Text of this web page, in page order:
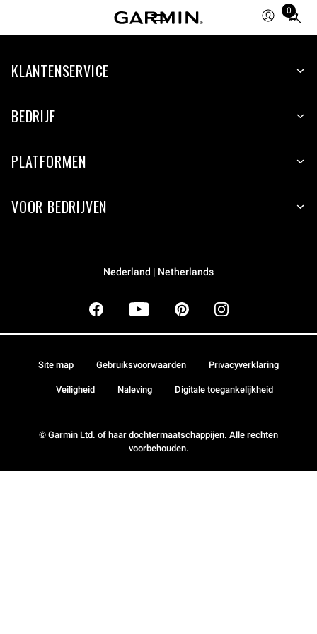
0
Total
items
cart:
KLANTENSERVICE
BEDRIJF
PLATFORMEN
VOOR BEDRIJVEN
Nederland | Netherlands
© Garmin Ltd. of haar dochtermaatschappijen. Alle rechten
voorbehouden.
Site map Gebruiksvoorwaarden Privacyverklaring
Veiligheid Naleving Digitale toegankelijkheid